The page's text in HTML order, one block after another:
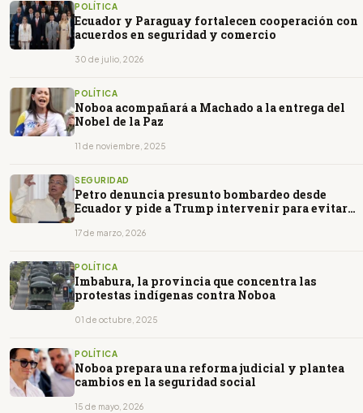
POLÍTICA
Ecuador y Paraguay fortalecen cooperación con
acuerdos en seguridad y comercio
30 de julio, 2026
POLÍTICA
Noboa acompañará a Machado a la entrega del
Nobel de la Paz
11 de noviembre, 2025
SEGURIDAD
Petro denuncia presunto bombardeo desde
Ecuador y pide a Trump intervenir para evitar
17 de marzo, 2026
POLÍTICA
Imbabura, la provincia que concentra las
protestas indígenas contra Noboa
01 de octubre, 2025
POLÍTICA
Noboa prepara una reforma judicial y plantea
cambios en la seguridad social
15 de mayo, 2026